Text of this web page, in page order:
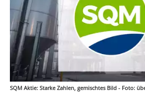
SQM Aktie: Starke Zahlen, gemischtes Bild - Foto: